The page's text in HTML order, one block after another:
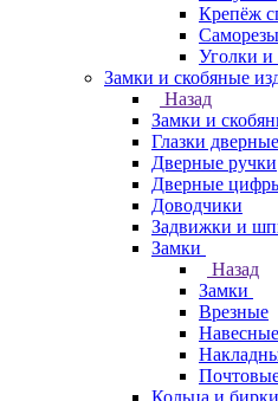
Крепёж
Уголки и
Замки и скобяные
Назад
Замки и
Глазки дверные
Дверные ручки
Дверные
Доводчики
Задвижки и
Замки
Назад
Замки
Врезные
Навесные
Кольца и